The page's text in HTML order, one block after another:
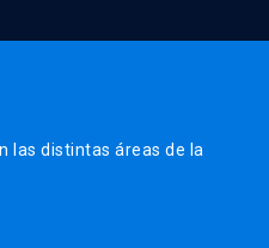
las distintas áreas de la